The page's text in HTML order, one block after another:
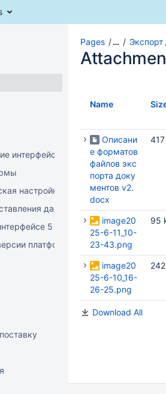
интерфейса клиента
настройка интерфейса
данных
5 версии платформы
платформы
Pages …
Name
Описани
е форматов
файлов экс
порта доку
ментов v2.
docx
image20
25-6-11_10-
23-43.png
95
image20
25-6-10_16-
26-25.png
Download All